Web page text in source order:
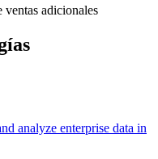
ventas adicionales
analyze enterprise data in